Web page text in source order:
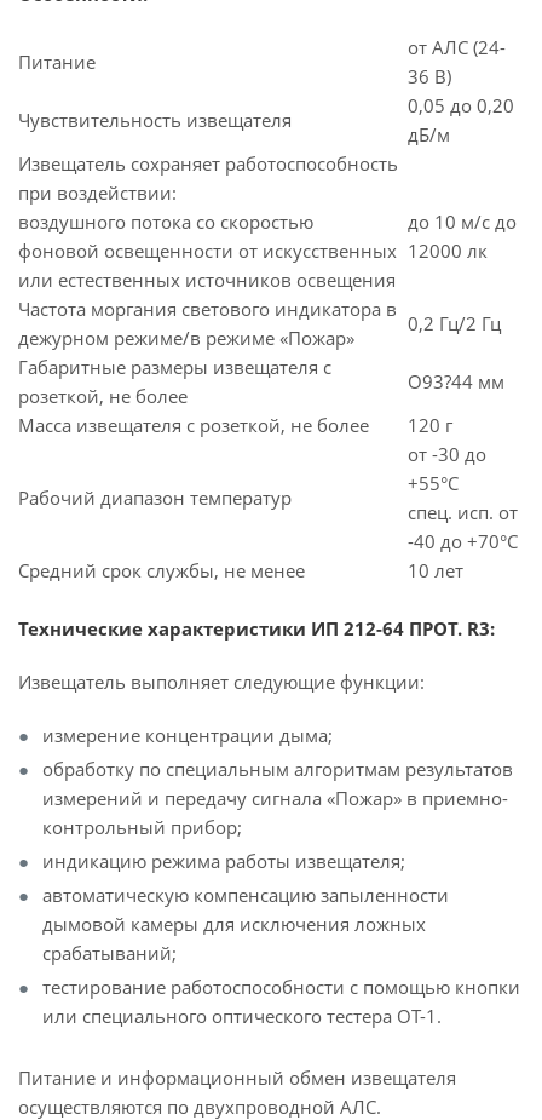
Питание
от АЛС (24-
36 В)
Чувствительность извещателя
0,05 до 0,20
дБ/м
Извещатель сохраняет работоспособность
при воздействии:
воздушного потока со скоростью
фоновой освещенности от искусственных
или естественных источников освещения
до 10 м/с до
12000 лк
Частота моргания светового индикатора в
дежурном режиме/в режиме «Пожар»
0,2 Гц/2 Гц
Габаритные размеры извещателя с
розеткой, не более
O93?44 мм
Масса извещателя с розеткой, не более
120 г
Рабочий диапазон температур
от -30 до
+55°С
спец. исп. от
-40 до +70°С
Средний срок службы, не менее
10 лет
Технические характеристики ИП 212-64 ПРОТ. R3:
Извещатель выполняет следующие функции:
измерение концентрации дыма;
обработку по специальным алгоритмам результатов
измерений и передачу сигнала «Пожар» в приемно-
контрольный прибор;
индикацию режима работы извещателя;
автоматическую компенсацию запыленности
дымовой камеры для исключения ложных
срабатываний;
тестирование работоспособности с помощью кнопки
или специального оптического тестера ОТ-1.
Питание и информационный обмен извещателя
осуществляются по двухпроводной АЛС.